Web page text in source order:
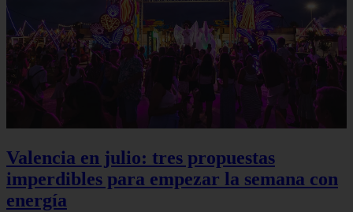
Valencia en julio: tres propuestas
imperdibles para empezar la semana con
energía